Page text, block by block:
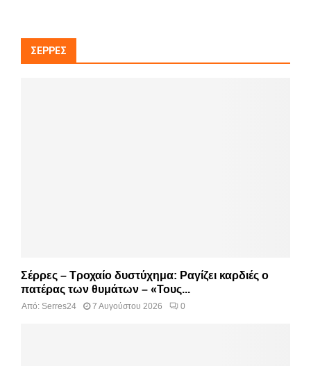
ΣΈΡΡΕΣ
Σέρρες – Τροχαίο δυστύχημα: Ραγίζει καρδιές ο
πατέρας των θυμάτων – «Τους...
Από: Serres24 7 Αυγούστου 2026 0